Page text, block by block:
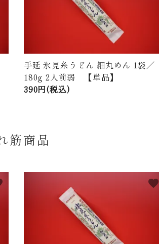
手延 氷見糸うどん 細丸めん 1袋／
180g 2人前弱 【単品】
390円(税込)
筋商品
favorite